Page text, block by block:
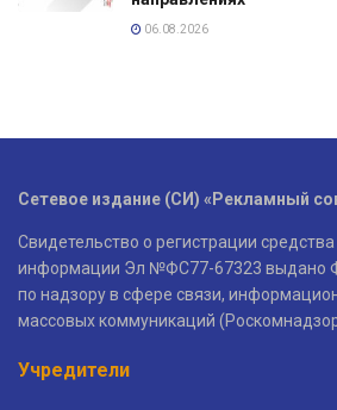
06.08.2026
Сетевое издание (СИ) «Рекламный
Свидетельство о регистрации
информации Эл №ФС77-67323 выдано
по надзору в сфере связи,
массовых коммуникаций
Учредители